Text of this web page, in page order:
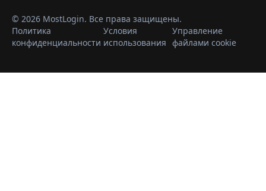
© 2026 MostLogin. Все права защищены.
Политика
конфиденциальности
Условия
использования
Управление
файлами cookie